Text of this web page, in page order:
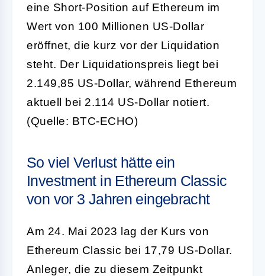
eine Short-Position auf Ethereum im
Wert von 100 Millionen US-Dollar
eröffnet, die kurz vor der Liquidation
steht. Der Liquidationspreis liegt bei
2.149,85 US-Dollar, während Ethereum
aktuell bei 2.114 US-Dollar notiert.
(Quelle: BTC-ECHO)
So viel Verlust hätte ein
Investment in Ethereum Classic
von vor 3 Jahren eingebracht
Am 24. Mai 2023 lag der Kurs von
Ethereum Classic bei 17,79 US-Dollar.
Anleger, die zu diesem Zeitpunkt